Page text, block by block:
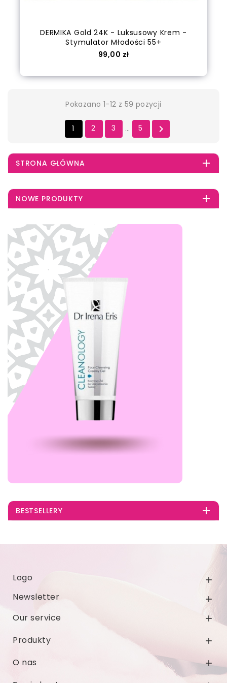
DERMIKA Gold 24K - Luksusowy Krem -
Stymulator Młodości 55+
Cena
99,00 zł
Pokazano 1-12 z 59 pozycji
1 2 3 … 5 
STRONA GŁÓWNA 
NOWE PRODUKTY 
BESTSELLERY 
Logo 
Newsletter 
Our service 
Produkty 
O nas 